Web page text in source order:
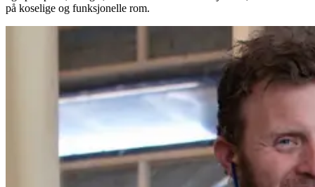
på koselige og funksjonelle rom.